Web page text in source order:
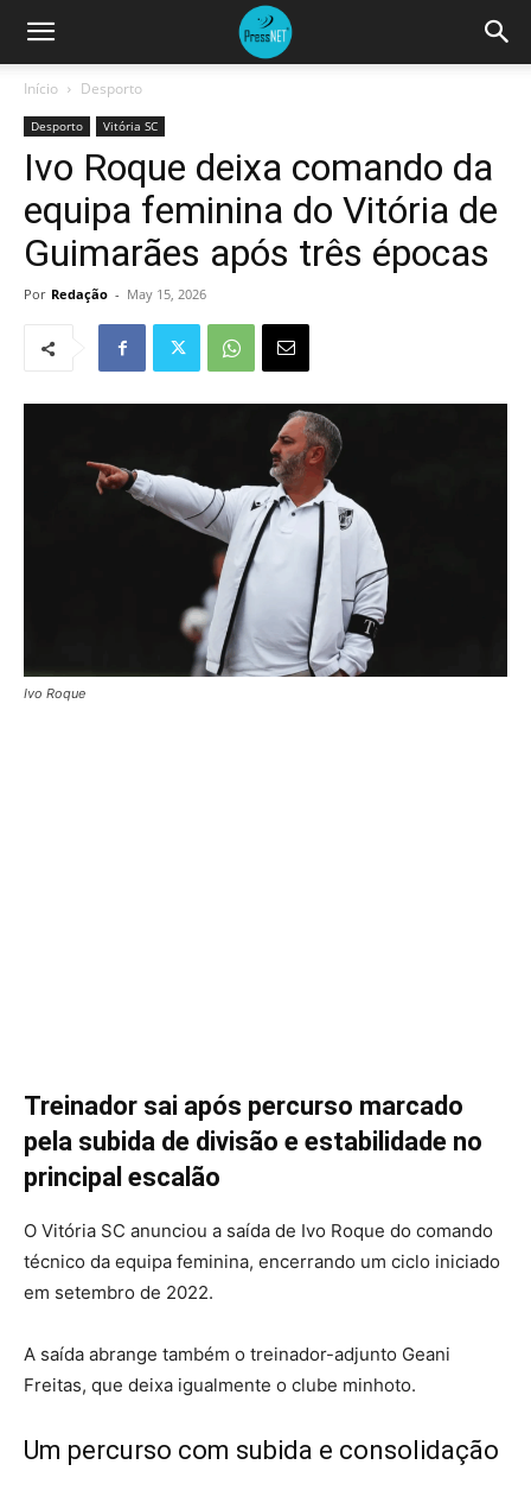
Início Desporto
Desporto Vitória SC
Ivo Roque deixa comando da
equipa feminina do Vitória de
Guimarães após três épocas
Por Redação - May 15, 2026
Ivo Roque
Treinador sai após percurso marcado
pela subida de divisão e estabilidade no
principal escalão
O Vitória SC anunciou a saída de Ivo Roque do comando
técnico da equipa feminina, encerrando um ciclo iniciado
em setembro de 2022.
A saída abrange também o treinador-adjunto Geani
Freitas, que deixa igualmente o clube minhoto.
Um percurso com subida e consolidação